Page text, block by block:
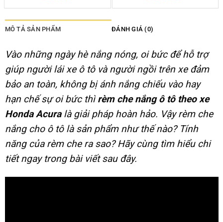
MÔ TẢ SẢN PHẨM ĐÁNH GIÁ (0)
Vào những ngày hè nắng nóng, oi bức để hỗ trợ
giúp người lái xe ô tô và người ngồi trên xe đảm
bảo an toàn, không bị ánh nắng chiếu vào hay
hạn chế sự oi bức thì rèm che nắng ô tô theo xe
Honda Acuralà giải pháp hoàn hảo. Vậy rèm che
nắng cho ô tô là sản phẩm như thế nào? Tính
năng của rèm che ra sao? Hãy cùng tìm hiểu chi
tiết ngay trong bài viết sau đây.